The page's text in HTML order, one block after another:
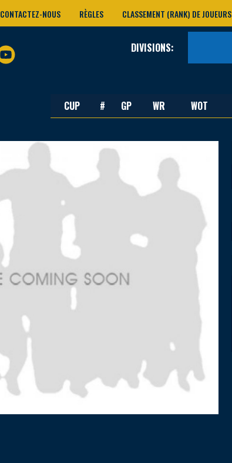
CONTACTEZ-NOUS RÈGLES CLASSEMENT (RANK) DE JOUEURS
DIVISIONS:
CUP # GP WR WOT